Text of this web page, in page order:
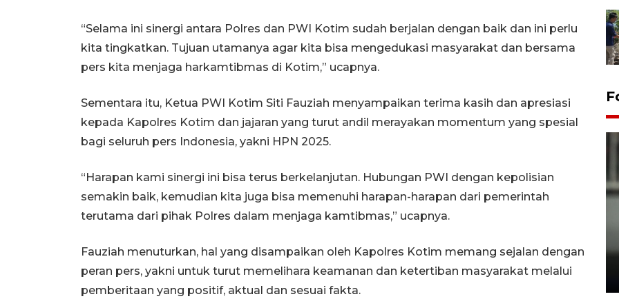
“Selama ini sinergi antara Polres dan PWI Kotim sudah berjalan dengan baik dan ini perlu
kita tingkatkan. Tujuan utamanya agar kita bisa mengedukasi masyarakat dan bersama
pers kita menjaga harkamtibmas di Kotim,” ucapnya.
Sementara itu, Ketua PWI Kotim Siti Fauziah menyampaikan terima kasih dan apresiasi
kepada Kapolres Kotim dan jajaran yang turut andil merayakan momentum yang spesial
bagi seluruh pers Indonesia, yakni HPN 2025.
“Harapan kami sinergi ini bisa terus berkelanjutan. Hubungan PWI dengan kepolisian
semakin baik, kemudian kita juga bisa memenuhi harapan-harapan dari pemerintah
terutama dari pihak Polres dalam menjaga kamtibmas,” ucapnya.
Fauziah menuturkan, hal yang disampaikan oleh Kapolres Kotim memang sejalan dengan
peran pers, yakni untuk turut memelihara keamanan dan ketertiban masyarakat melalui
pemberitaan yang positif, aktual dan sesuai fakta.
terluas di Indonesia
22 Juli 2026 10:51